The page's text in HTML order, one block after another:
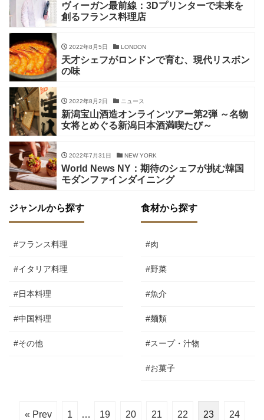
ヴィーガン最前線：3Dプリンターで未来を
創るフランス料理店
2022年8月5日 LONDON
天才シェフがロンドンで育む、現代リスボン
の味
2022年8月2日 ニュース
新潟宝山酒造オンラインツアー第2弾 ～名物
女将とめぐる新潟日本酒満喫たび～
2022年7月31日 NEW YORK
World News NY：期待のシェフが挑む韓国
モダンファインダイニング
ジャンルから探す
#フランス料理
#イタリア料理
#日本料理
#中国料理
#その他
食材から探す
#肉
#野菜
#魚介
#麺類
#スープ・汁物
#お菓子
« Prev 1 … 19 20 21 22 23 24